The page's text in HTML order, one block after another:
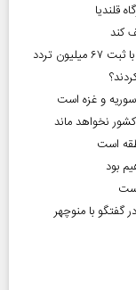
قلندیا
کند
و غزه است
نخواهد ماند
است
بود
گفتگو با منوچهر